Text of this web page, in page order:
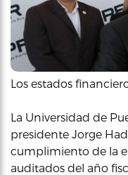
Los estados
La Universidad de
presidente Jorge
cumplimiento de la
auditados del año